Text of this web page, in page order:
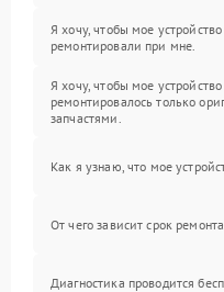
Я хочу, чтобы мое устройство
ремонтировали при мне.
Я хочу, чтобы мое устройство
ремонтировалось только
запчастями.
Как я узнаю, что мое
От чего зависит срок
Диагностика проводится